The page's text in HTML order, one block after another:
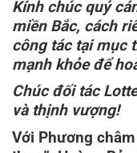
Kính chúc quý
miền Bắc, cách
công tác tại mục
mạnh khỏe để
Chúc đối tác
và thịnh vượng!
Với Phương